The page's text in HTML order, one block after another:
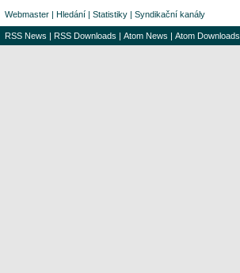
Webmaster | Hledání | Statistiky | Syndikační kanály
RSS News | RSS Downloads | Atom News | Atom Downloads